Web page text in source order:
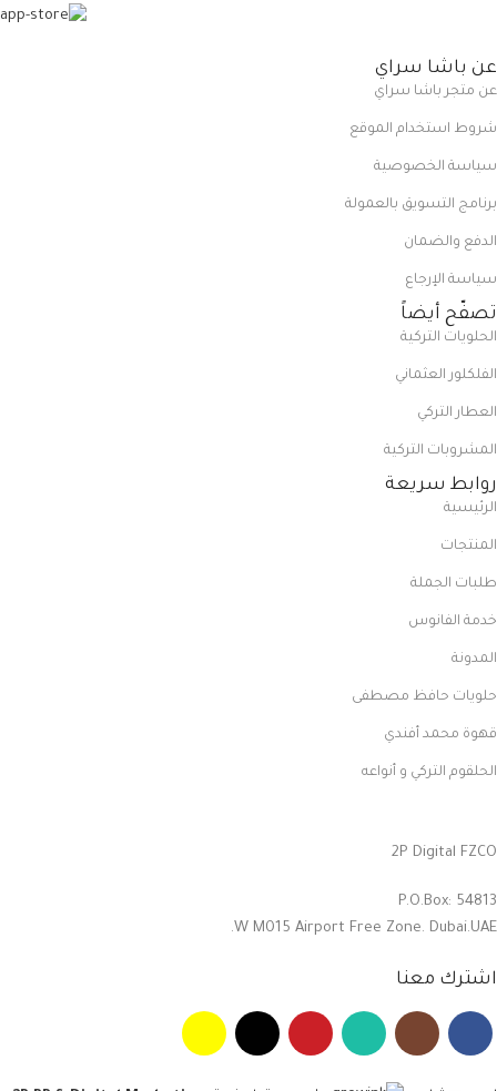
عن باشا سراي
عن متجر باشا سراي
شروط استخدام الموقع
سياسة الخصوصية
برنامج التسويق بالعمولة
الدفع والضمان
سياسة الإرجاع
تصفّح أيضاً
الحلويات التركية
الفلكلور العثماني
العطار التركي
المشروبات التركية
روابط سريعة
الرئيسية
المنتجات
طلبات الجملة
خدمة الفانوس
المدونة
حلويات حافظ مصطفى
قهوة محمد أفندي
الحلقوم التركي و أنواعه
2P Digital FZCO
P.O.Box: 54813
W M015 Airport Free Zone. Dubai.UAE.
اشترك معنا